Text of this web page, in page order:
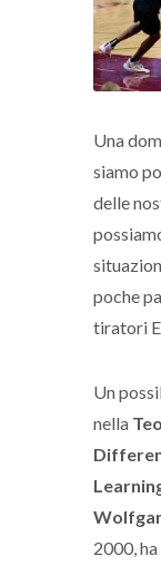
Una
siamo
delle
poche
tiratori
Un
nella
2000,